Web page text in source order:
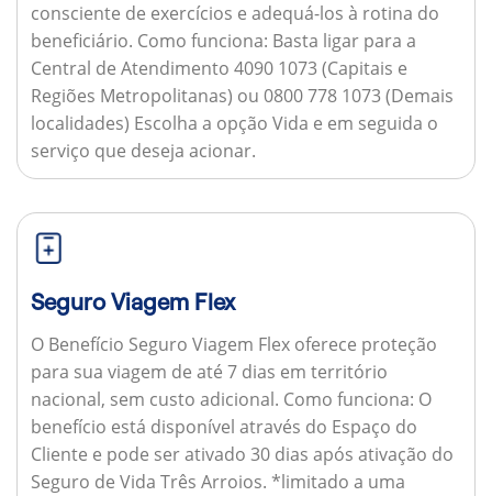
consciente de exercícios e adequá-los à rotina do
beneficiário. Como funciona: Basta ligar para a
Central de Atendimento 4090 1073 (Capitais e
Regiões Metropolitanas) ou 0800 778 1073 (Demais
localidades) Escolha a opção Vida e em seguida o
serviço que deseja acionar.
Seguro Viagem Flex
O Benefício Seguro Viagem Flex oferece proteção
para sua viagem de até 7 dias em território
nacional, sem custo adicional. Como funciona: O
benefício está disponível através do Espaço do
Cliente e pode ser ativado 30 dias após ativação do
Seguro de Vida Três Arroios. *limitado a uma